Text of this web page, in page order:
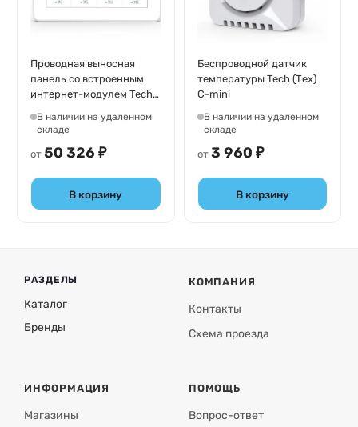
Проводная выносная
панель со встроенным
интернет-модулем Tech
В наличии на удаленном
складе
от 50 326 ₽
В корзину
Беспроводной датчик
температуры Tech (Тех)
С-mini
В наличии на удаленном
складе
от 3 960 ₽
В корзину
РАЗДЕЛЫ
Каталог
Бренды
КОМПАНИЯ
Контакты
Схема проезда
ИНФОРМАЦИЯ
Магазины
ПОМОЩЬ
Вопрос-ответ